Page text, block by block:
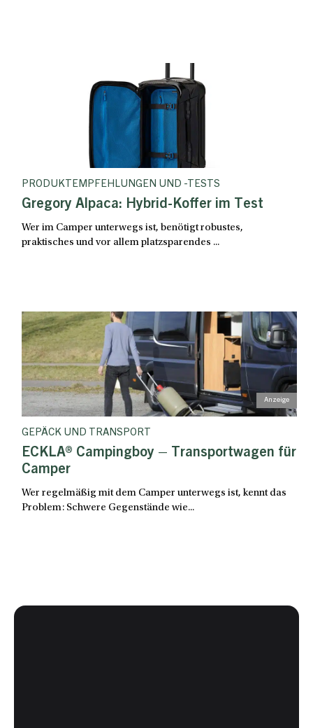
PRODUKTEMPFEHLUNGEN UND -TESTS
Gregory Alpaca: Hybrid-Koffer im Test
Wer im Camper unterwegs ist, benötigt robustes,
praktisches und vor allem platzsparendes ...
GEPÄCK UND TRANSPORT
ECKLA® Campingboy – Transportwagen für
Camper
Wer regelmäßig mit dem Camper unterwegs ist, kennt das
Problem: Schwere Gegenstände wie...